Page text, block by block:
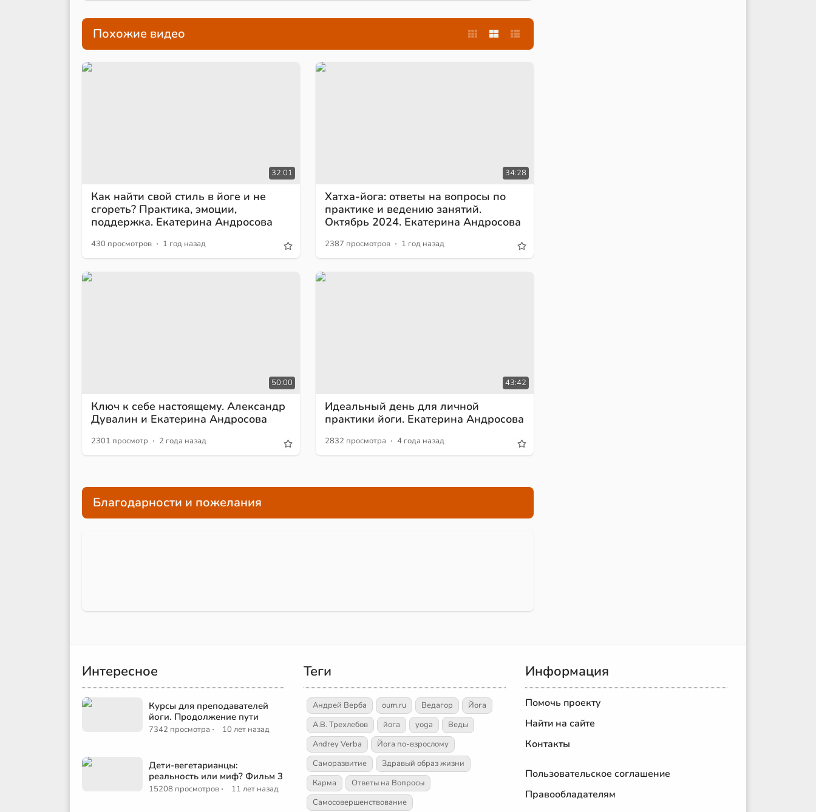
Похожие видео
32:01
Как найти свой стиль в йоге и не
сгореть? Практика, эмоции,
поддержка. Екатерина Андросова
430 просмотров · 1 год назад
34:28
Хатха-йога: ответы на вопросы по
практике и ведению занятий.
Октябрь 2024. Екатерина Андросова
2387 просмотров · 1 год назад
50:00
Ключ к себе настоящему. Александр
Дувалин и Екатерина Андросова
2301 просмотр · 2 года назад
43:42
Идеальный день для личной
практики йоги. Екатерина Андросова
2832 просмотра · 4 года назад
Благодарности и пожелания
Интересное
Курсы для преподавателей
йоги. Продолжение пути
7342 просмотра · 10 лет назад
Дети-вегетарианцы:
реальность или миф? Фильм 3
15208 просмотров · 11 лет назад
Теги
Андрей Верба oum.ru Ведагор
Йога
А.В. Трехлебов
йога yoga
Веды
Andrey Verba
Йога по-взрослому
Саморазвитие
Здравый образ жизни
Карма
Ответы на Вопросы
Самосовершенствование
Информация
Помочь проекту
Найти на сайте
Контакты
Пользовательское соглашение
Правообладателям